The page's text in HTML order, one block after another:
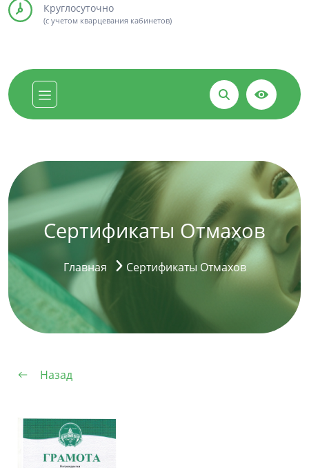
Круглосуточно
(с учетом кварцевания кабинетов)
Сертификаты Отмахов
Главная Сертификаты Отмахов
Назад